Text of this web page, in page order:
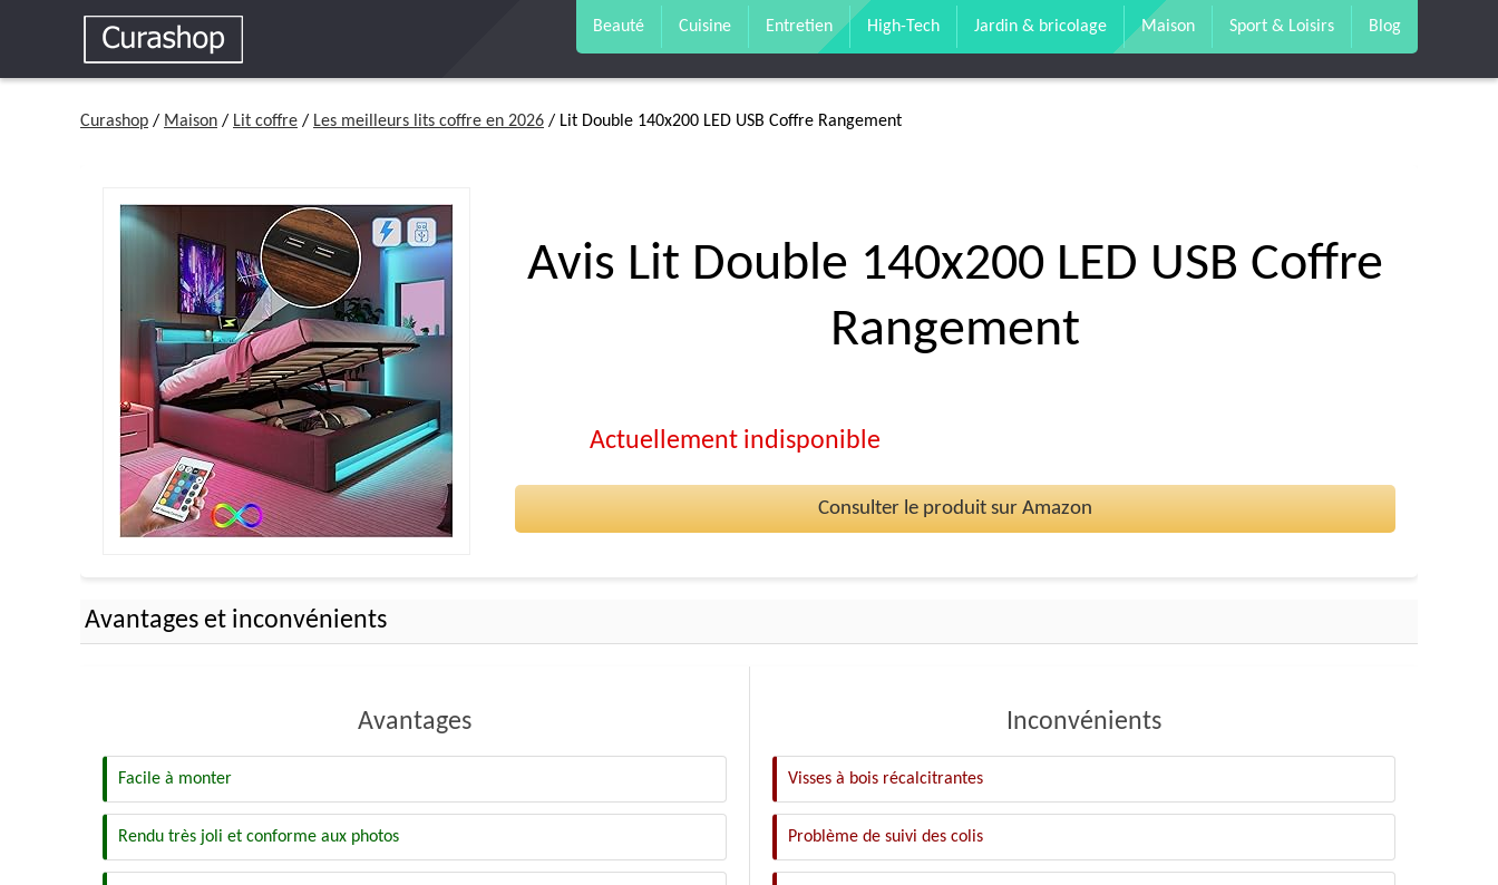
Beauté Cuisine Entretien High-Tech Jardin & bricolage Maison Sport & Loisirs Blog
Curashop / Maison / Lit coffre / Les meilleurs lits coffre en 2026 / Lit Double 140x200 LED USB Coffre Rangement
Avis Lit Double 140x200 LED USB Coffre
Rangement
Actuellement indisponible
Consulter le produit sur Amazon
Avantages et inconvénients
Avantages
Facile à monter
Rendu très joli et conforme aux photos
Inconvénients
Visses à bois récalcitrantes
Problème de suivi des colis